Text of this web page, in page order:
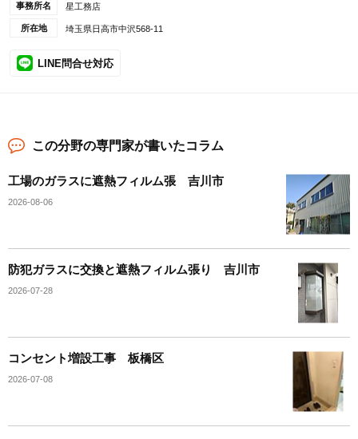
事務所名
星工務店
所在地 埼玉県日高市中沢568-11
LINE問合せ対応
この分野の専門家が書いたコラム
工場のガラスに遮熱フィルム張 吉川市
2026-08-06
防犯ガラスに交換と遮熱フィルム張り 吉川市
2026-07-28
コンセント増設工事 板橋区
2026-07-08